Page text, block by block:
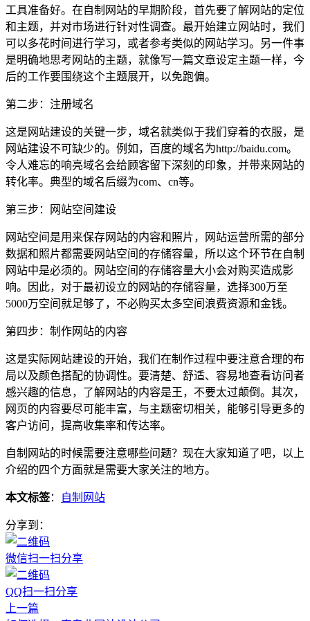
工具准备好。在自制网站的早期阶段，首先要了解网站的定位
和主题，并对市场进行针对性调查。最开始建立网站时，我们
可以多花时间进行学习，或者参考类似的网站学习。另一件事
是明确地思考网站的主题，就像写一篇文章设定主题一样，今
后的工作要围绕这个主题展开，以免跑偏。
第二步：注册域名
这是网站建设的关键一步，域名就类似于我们穿着的衣服，是
网站建设不可缺少的。例如，百度的域名为http://baidu.com。
令人难忘的响亮域名会给顾客留下深刻的印象，并带来网站的
转化率。典型的域名后缀为com、cn等。
第三步：网站空间建设
网站空间是用来保存网站的内容和照片，网站运营所需的部分
数据和照片都需要网站空间的存储容量，所以这个环节在自制
网站中是必须的。网站空间的存储容量大小会对购买造成影
响。因此，对于最初设立的网站的存储容量，选择300万至
5000万空间就足够了，不必购买太多空间浪费资源和金钱。
第四步：制作网站的内容
这是实际网站建设的开始，我们在制作过程中要注意合理的布
局以及颜色搭配的协调性。要清楚、舒适、容易地查看访问者
感兴趣的信息，了解网站的内容是王，不要太过颠倒。其次，
网页的内容要尽可能丰富，与主题密切相关，能够引导更多的
客户访问，提高收集率和传达率。
自制网站的时候需要注意哪些问题？现在大家知道了吧，以上
介绍的四个方面就是需要大家关注的地方。
本文标签： 自制网站
分享到：
微信扫一扫分享
QQ扫一扫分享
上一篇